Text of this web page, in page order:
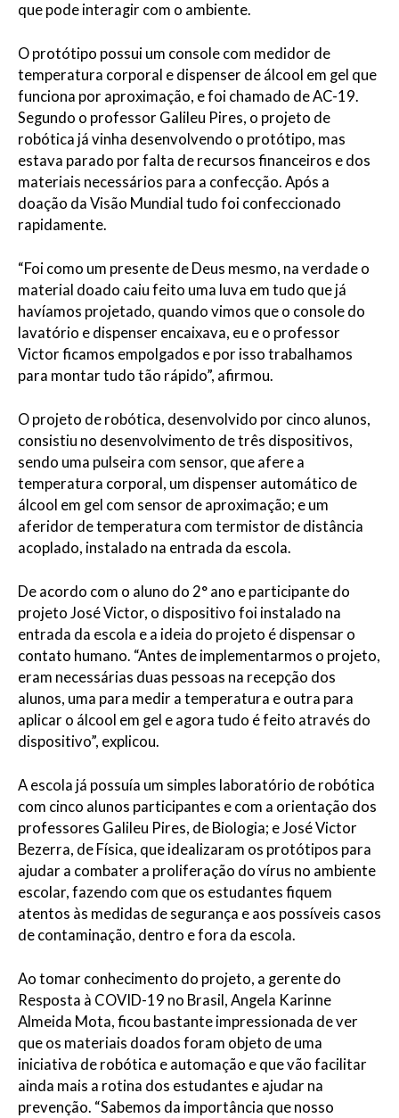
que pode interagir com o ambiente.
O protótipo possui um console com medidor de
temperatura corporal e dispenser de álcool em gel que
funciona por aproximação, e foi chamado de AC-19.
Segundo o professor Galileu Pires, o projeto de
robótica já vinha desenvolvendo o protótipo, mas
estava parado por falta de recursos financeiros e dos
materiais necessários para a confecção. Após a
doação da Visão Mundial tudo foi confeccionado
rapidamente.
“Foi como um presente de Deus mesmo, na verdade o
material doado caiu feito uma luva em tudo que já
havíamos projetado, quando vimos que o console do
lavatório e dispenser encaixava, eu e o professor
Victor ficamos empolgados e por isso trabalhamos
para montar tudo tão rápido”, afirmou.
O projeto de robótica, desenvolvido por cinco alunos,
consistiu no desenvolvimento de três dispositivos,
sendo uma pulseira com sensor, que afere a
temperatura corporal, um dispenser automático de
álcool em gel com sensor de aproximação; e um
aferidor de temperatura com termistor de distância
acoplado, instalado na entrada da escola.
De acordo com o aluno do 2° ano e participante do
projeto José Victor, o dispositivo foi instalado na
entrada da escola e a ideia do projeto é dispensar o
contato humano. “Antes de implementarmos o projeto,
eram necessárias duas pessoas na recepção dos
alunos, uma para medir a temperatura e outra para
aplicar o álcool em gel e agora tudo é feito através do
dispositivo”, explicou.
A escola já possuía um simples laboratório de robótica
com cinco alunos participantes e com a orientação dos
professores Galileu Pires, de Biologia; e José Victor
Bezerra, de Física, que idealizaram os protótipos para
ajudar a combater a proliferação do vírus no ambiente
escolar, fazendo com que os estudantes fiquem
atentos às medidas de segurança e aos possíveis casos
de contaminação, dentro e fora da escola.
Ao tomar conhecimento do projeto, a gerente do
Resposta à COVID-19 no Brasil, Angela Karinne
Almeida Mota, ficou bastante impressionada de ver
que os materiais doados foram objeto de uma
iniciativa de robótica e automação e que vão facilitar
ainda mais a rotina dos estudantes e ajudar na
prevenção. “Sabemos da importância que nosso